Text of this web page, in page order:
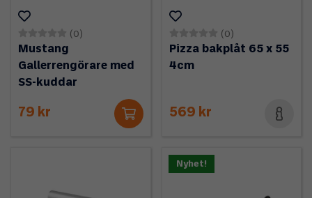
(0)
Mustang
Gallerrengörare med
SS-kuddar
79 kr
(0)
Pizza bakplåt 65 x 55
4cm
569 kr
Nyhet!